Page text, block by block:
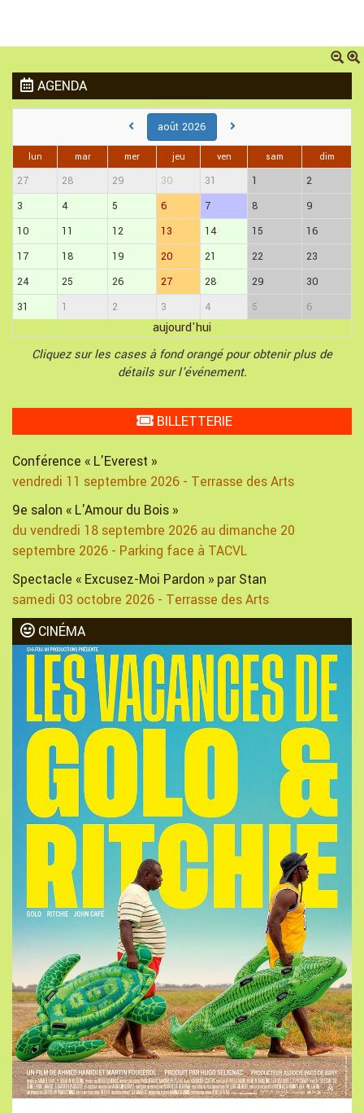
AGENDA
août 2026
lun mar mer jeu ven sam dim
27 28 29 30 31 1
2
3
4 5 6 7 8
9
10
11 12 13 14 15
16
17
18 19 20 21 22
23
24
25 26 27 28 29
30
31
1 2 3 4 5 6
aujourd'hui
Cliquez sur les cases à fond orangé pour obtenir plus de
détails sur l'événement.
BILLETTERIE
Conférence « L'Everest »
vendredi 11 septembre 2026 - Terrasse des Arts
9e salon « L'Amour du Bois »
du vendredi 18 septembre 2026 au dimanche 20
septembre 2026 - Parking face à TACVL
Spectacle « Excusez-Moi Pardon » par Stan
samedi 03 octobre 2026 - Terrasse des Arts
CINÉMA